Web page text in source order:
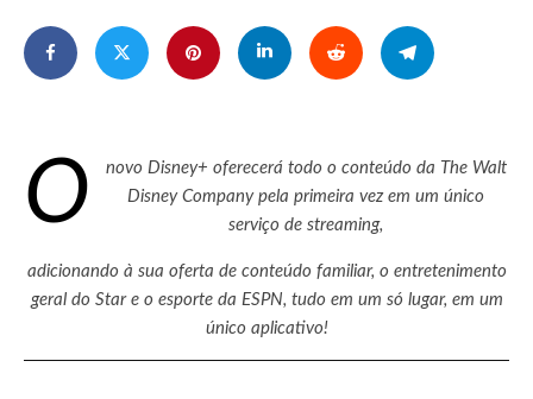
O
novo Disney+ oferecerá todo o conteúdo da The Walt
Disney Company pela primeira vez em um único
serviço de streaming,
adicionando à sua oferta de conteúdo familiar, o entretenimento
geral do Star e o esporte da ESPN, tudo em um só lugar, em um
único aplicativo!